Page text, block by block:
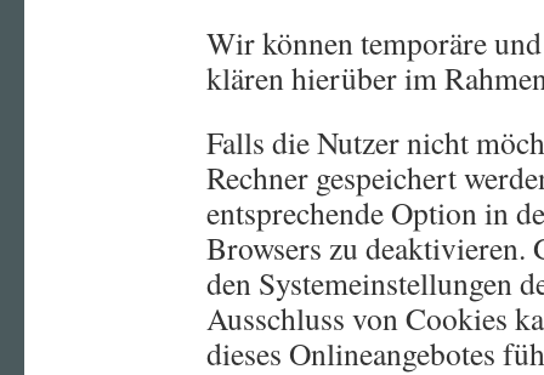
Wir können temporäre
klären hierüber im
Falls die Nutzer nicht
Rechner gespeichert
entsprechende Option in
Browsers zu deaktivieren.
den Systemeinstellungen
Ausschluss von Cookies
dieses Onlineangebotes